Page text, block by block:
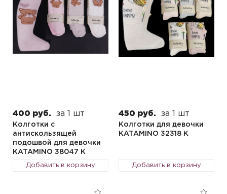
400 руб. за 1 шт
Колготки с
антискользящей
подошвой для девочки
KATAMINO 38047 K
Добавить в корзину
450 руб. за 1 шт
Колготки для девочки
KATAMINO 32318 K
Добавить в корзину